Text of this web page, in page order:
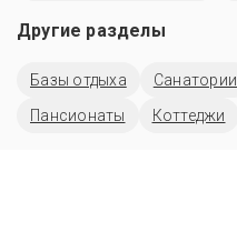
Другие разделы
Базы отдыха Санатории
Пансионаты
Коттеджи